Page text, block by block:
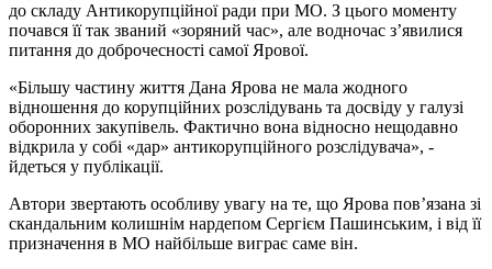
до складу Антикорупційної ради при МО. З цього моменту
почався її так званий «зоряний час», але водночас з’явилися
питання до доброчесності самої Ярової.
«Більшу частину життя Дана Ярова не мала жодного
відношення до корупційних розслідувань та досвіду у галузі
оборонних закупівель. Фактично вона відносно нещодавно
відкрила у собі «дар» антикорупційного розслідувача», -
йдеться у публікації.
Автори звертають особливу увагу на те, що Ярова пов’язана зі
скандальним колишнім нардепом Сергієм Пашинським, і від її
призначення в МО найбільше виграє саме він.